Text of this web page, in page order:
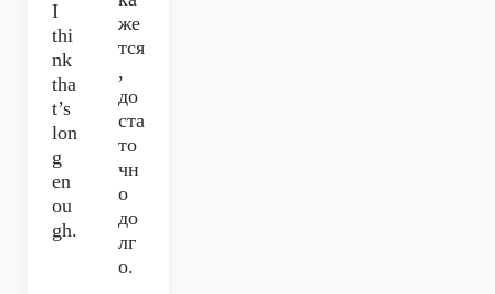
I
thi
nk
tha
t’s
lon
g
en
ou
gh.
же
тся
,
до
ста
то
чн
о
до
лг
о.